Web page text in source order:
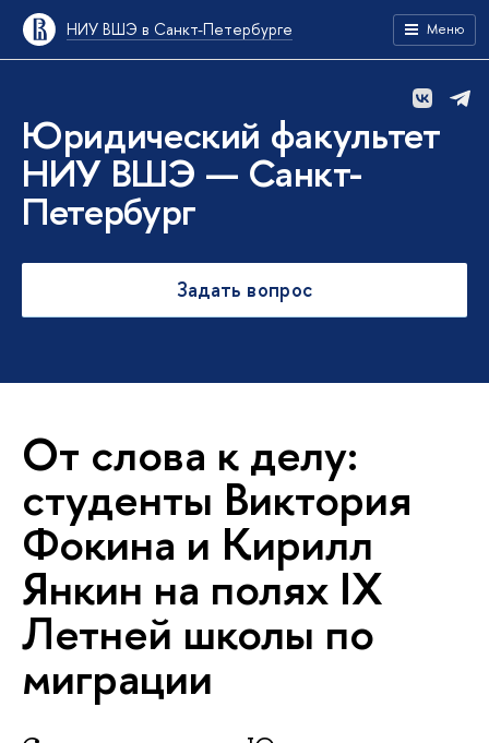
НИУ ВШЭ в Санкт-Петербурге Меню
Юридический факультет
НИУ ВШЭ — Санкт-
Петербург
Задать вопрос
От слова к делу:
студенты Виктория
Фокина и Кирилл
Янкин на полях IX
Летней школы по
миграции